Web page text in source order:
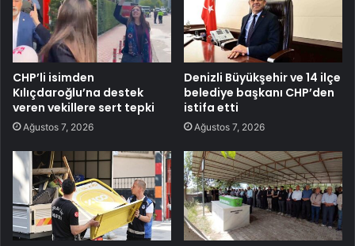
CHP’li isimden
Kılıçdaroğlu’na destek
veren vekillere sert tepki
Ağustos 7, 2026
Denizli Büyükşehir ve 14 ilçe
belediye başkanı CHP’den
istifa etti
Ağustos 7, 2026